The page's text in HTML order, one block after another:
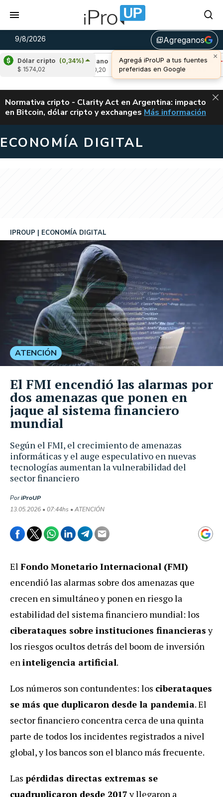
9/8/2026 library_addAgreganos
×
Agregá iProUP a tus fuentes
preferidas en Google
Dólar cripto (0,34%)
$ 1574,02
Cardano
(-1,52%)
Avalanche (-
u$s 6,49
ALERTA
Normativa cripto - Clarity Act en Argentina: impacto
en Bitcoin, dólar cripto y exchanges CLARITY ACT EN
Más información
ECONOMÍA DIGITAL
Según el FMI, el crecimiento de amenazas
informáticas y el auge especulativo en nuevas
tecnologías aumentan la vulnerabilidad del
sector financiero
IPROUP ECONOMÍA DIGITAL
PoriProUP
13.05.2026 • 07:44hs • ATENCIÓN
ATENCIÓN
El FMI encendió las alarmas por
dos amenazas que ponen en
jaque al sistema financiero
mundial
El Fondo Monetario Internacional (FMI)
encendió las alarmas sobre dos amenazas que
crecen en simultáneo y ponen en riesgo la
estabilidad del sistema financiero mundial: los
ciberataques sobre instituciones financierasy
los riesgos ocultos detrás del boom de inversión
eninteligencia artificial.
Los números son contundentes: los ciberataques
se más que duplicaron desde la pandemia. El
sector financiero concentra cerca de una quinta
parte de todos los incidentes registrados a nivel
global, y los bancos son el blanco más frecuente.
Las pérdidas directas extremas se
cuadruplicaron desde 2017y llegaron a